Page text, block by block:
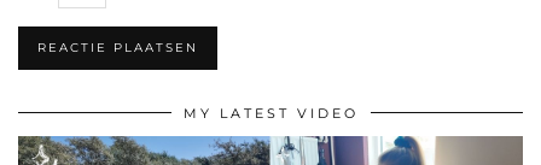
MY LATEST VIDEO